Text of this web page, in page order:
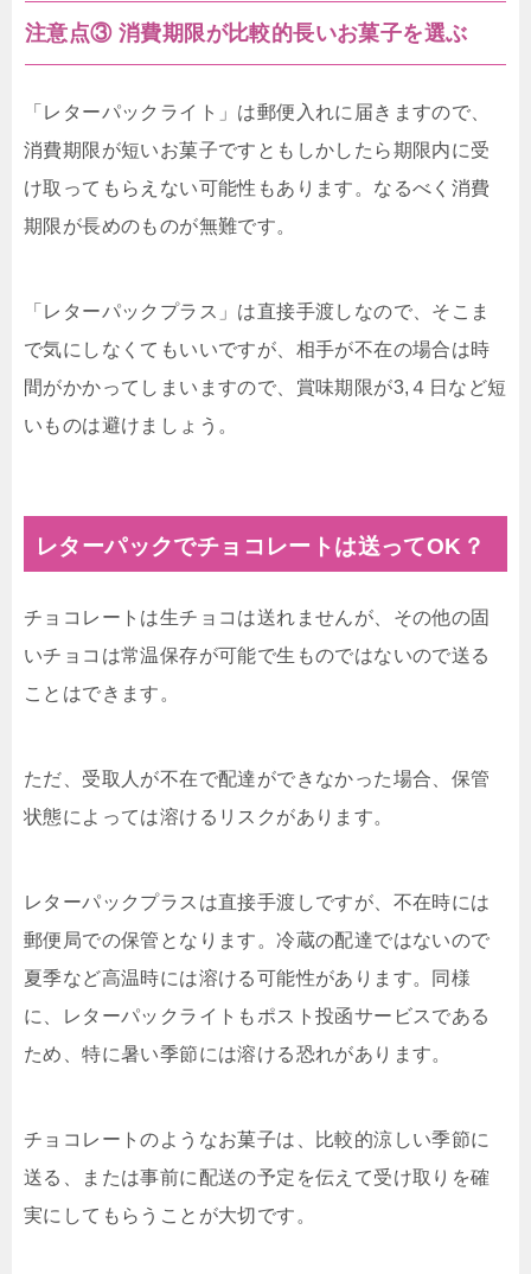
注意点③ 消費期限が比較的長いお菓子を選ぶ
「レターパックライト」は郵便入れに届きますので、
消費期限が短いお菓子ですともしかしたら期限内に受
け取ってもらえない可能性もあります。なるべく消費
期限が長めのものが無難です。
「レターパックプラス」は直接手渡しなので、そこま
で気にしなくてもいいですが、相手が不在の場合は時
間がかかってしまいますので、賞味期限が3,４日など短
いものは避けましょう。
レターパックでチョコレートは送ってOK？
チョコレートは生チョコは送れませんが、その他の固
いチョコは常温保存が可能で生ものではないので送る
ことはできます。
ただ、受取人が不在で配達ができなかった場合、保管
状態によっては溶けるリスクがあります。
レターパックプラスは直接手渡しですが、不在時には
郵便局での保管となります。冷蔵の配達ではないので
夏季など高温時には溶ける可能性があります。同様
に、レターパックライトもポスト投函サービスである
ため、特に暑い季節には溶ける恐れがあります。
チョコレートのようなお菓子は、比較的涼しい季節に
送る、または事前に配送の予定を伝えて受け取りを確
実にしてもらうことが大切です。